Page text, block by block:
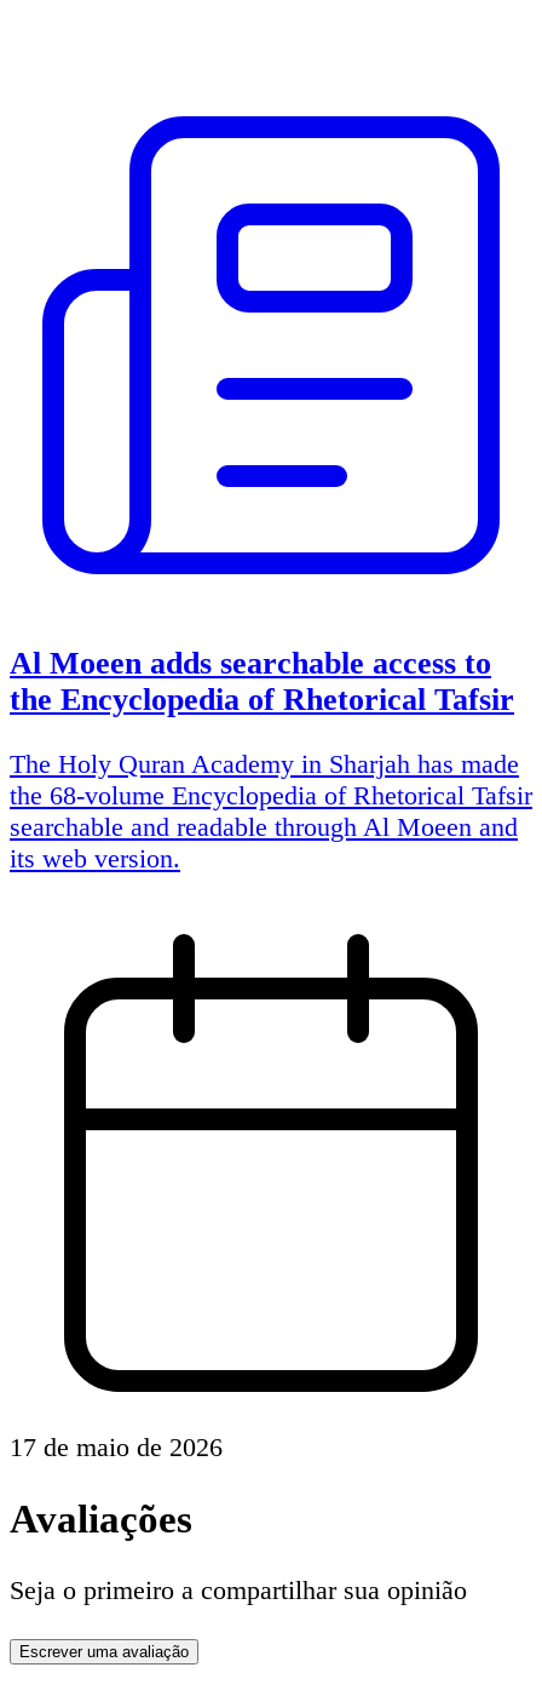
Al Moeen adds searchable access to
the Encyclopedia of Rhetorical Tafsir
The Holy Quran Academy in Sharjah has made
the 68-volume Encyclopedia of Rhetorical Tafsir
searchable and readable through Al Moeen and
its web version.
17 de maio de 2026
Avaliações
Seja o primeiro a compartilhar sua opinião
Escrever uma avaliação